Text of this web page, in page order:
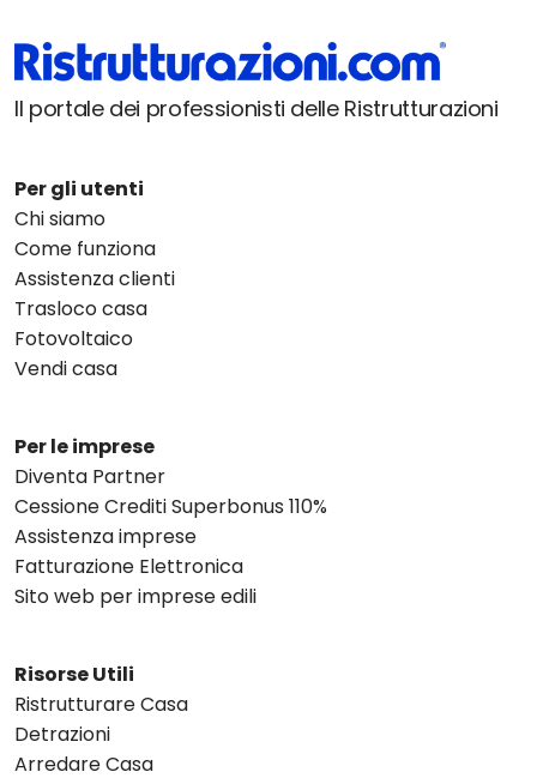
Il portale dei professionisti delle Ristrutturazioni
Per gli utenti
Chi siamo
Come funziona
Assistenza clienti
Trasloco casa
Fotovoltaico
Vendi casa
Per le imprese
Diventa Partner
Cessione Crediti Superbonus 110%
Assistenza imprese
Fatturazione Elettronica
Sito web per imprese edili
Risorse Utili
Ristrutturare Casa
Detrazioni
Arredare Casa